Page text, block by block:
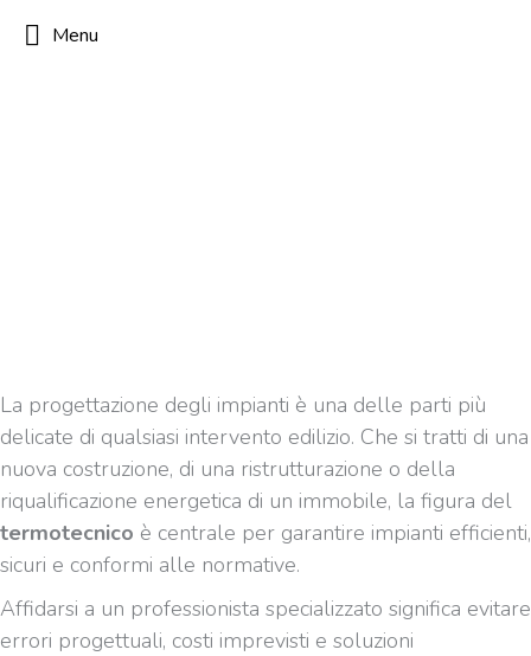
Menu
La progettazione degli impianti è una delle parti più
delicate di qualsiasi intervento edilizio. Che si tratti di una
nuova costruzione, di una ristrutturazione o della
riqualificazione energetica di un immobile, la figura del
termotecnico è centrale per garantire impianti efficienti,
sicuri e conformi alle normative.
Affidarsi a un professionista specializzato significa evitare
errori progettuali, costi imprevisti e soluzioni